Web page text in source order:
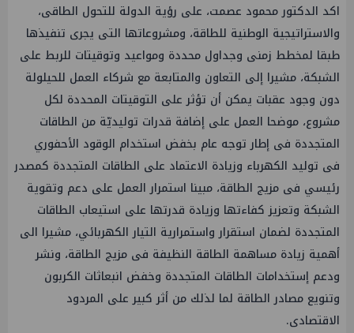
اكد الدكتور محمود عصمت، على رؤية الدولة للتحول الطاقى،
والاستراتيجية الوطنية للطاقة، ومشروعاتها التى يجرى تنفيذها
طبقا لمخطط زمنى وجداول محددة ومواعيد وتوقيتات للربط على
الشبكة، مشيرا إلى التعاون والمتابعة مع شركاء العمل للحيلولة
دون وجود عقبات يمكن أن تؤثر على التوقيتات المحددة لكل
مشروع، موضحا العمل على إضافة قدرات توليديّة من الطاقات
المتجددة فى إطار توجه عام بخفض استخدام الوقود الأحفوري
فى توليد الكهرباء وزيادة الاعتماد على الطاقات المتجددة كمصدر
رئيسي فى مزيج الطاقة، مبينا استمرار العمل على دعم وتقوية
الشبكة وتعزيز كفاءتها وزيادة قدرتها على استيعاب الطاقات
المتجددة لضمان استقرار واستمرارية التيار الكهربائي، مشيرا الى
أهمية زيادة مساهمة الطاقة النظيفة فى مزيج الطاقة، ونشر
ودعم إستخدامات الطاقات المتجددة وخفض انبعاثات الكربون
وتنويع مصادر الطاقة لما لذلك من أثر كبير على المردود
الاقتصادى.